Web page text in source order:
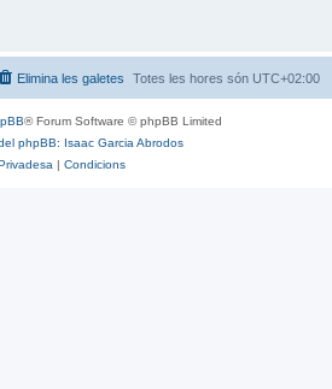
Totes les hores són UTC+02:00
Elimina les galetes
® Forum Software © phpBB Limited
phpBB: Isaac Garcia Abrodos
| Condicions